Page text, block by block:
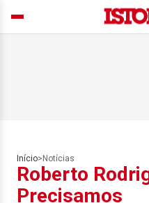
Início> Notícias
Roberto
Precisamos